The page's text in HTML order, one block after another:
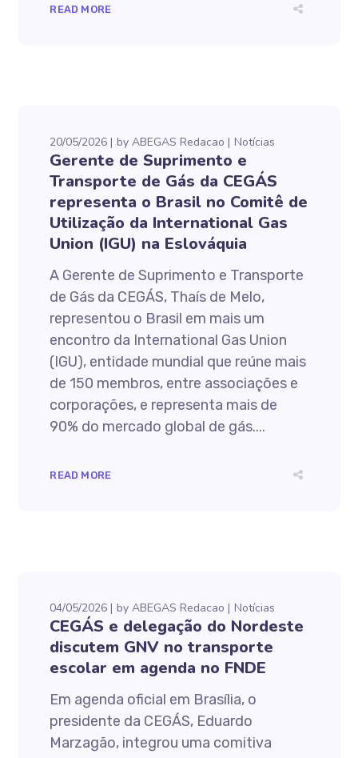
READ MORE
20/05/2026 byABEGAS Redacao Notícias
Gerente de Suprimento e
Transporte de Gás da CEGÁS
representa o Brasil no Comitê de
Utilização da International Gas
Union (IGU) na Eslováquia
A Gerente de Suprimento e Transporte
de Gás da CEGÁS, Thaís de Melo,
representou o Brasil em mais um
encontro da International Gas Union
(IGU), entidade mundial que reúne mais
de 150 membros, entre associações e
corporações, e representa mais de
90% do mercado global de gás....
READ MORE
04/05/2026 byABEGAS Redacao Notícias
CEGÁS e delegação do Nordeste
discutem GNV no transporte
escolar em agenda no FNDE
Em agenda oficial em Brasília, o
presidente da CEGÁS, Eduardo
Marzagão, integrou uma comitiva